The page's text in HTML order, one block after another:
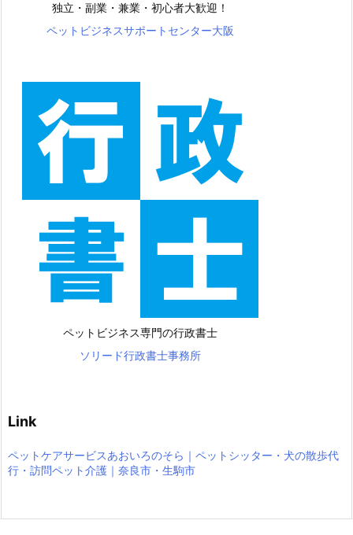
独立・副業・兼業・初心者大歓迎！
ペットビジネスサポートセンター大阪
ペットビジネス専門の行政書士
ソリード行政書士事務所
Link
ペットケアサービスあおいろのそら｜ペットシッター・犬の散歩代
行・訪問ペット介護｜奈良市・生駒市